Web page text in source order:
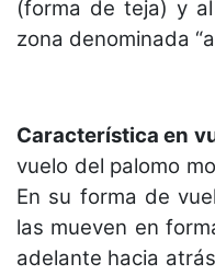
(forma de teja) y
zona denominada
Característica en
vuelo del palomo
En su forma de
las mueven en
adelante hacia